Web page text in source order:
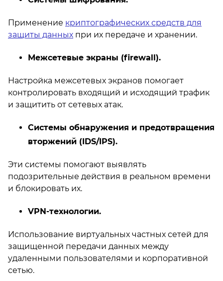
Применение криптографических средств для
защиты данных при их передаче и хранении.
Межсетевые экраны (firewall).
Настройка межсетевых экранов помогает
контролировать входящий и исходящий трафик
и защитить от сетевых атак.
Системы обнаружения и предотвращения
вторжений (IDS/IPS).
Эти системы помогают выявлять
подозрительные действия в реальном времени
и блокировать их.
VPN-технологии.
Использование виртуальных частных сетей для
защищенной передачи данных между
удаленными пользователями и корпоративной
сетью.